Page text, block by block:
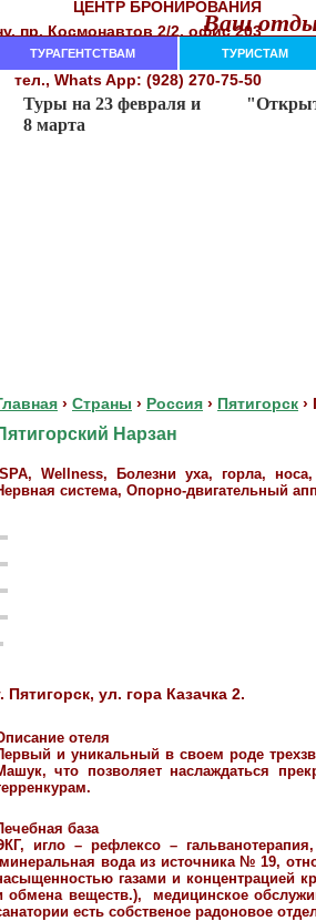
Ваш
ЦЕНТР БРОНИРОВАНИЯ
пр. Кocмoнaвтoв 2/2, oфиc 203
282-18-00, 282-18-02, 237-74-11
тел., Whats App: (928) 270-75-50
ТУРАГЕНТСТВАМ ТУРИСТАМ
› Страны › Россия › Пятигорск ›
Нарзан
Wellness, Болезни уха, горла,
система, Опорно-двигательный
Пятигорск, ул. гора Казачка 2.
отеля
и уникальный в своем роде
что позволяет наслаждаться
база
игло – рефлексо –
вода из источника № 19,
газами и концентрацией
обмена веществ.), медицинское
есть собственое радоновое